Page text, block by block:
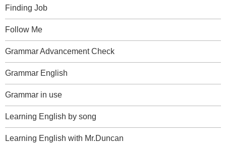
Finding Job
Follow Me
Grammar Advancement Check
Grammar English
Grammar in use
Learning English by song
Learning English with Mr.Duncan